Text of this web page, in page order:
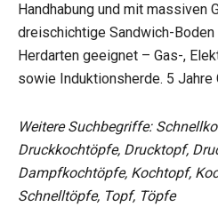
Handhabung und mit massiven
dreischichtige Sandwich-
Herdarten geeignet – Gas-,
sowie Induktionsherde. 5 Jahre
Weitere Suchbegriffe:
Druckkochtöpfe, Drucktopf,
Dampfkochtöpfe, Kochtopf,
Schnelltöpfe, Topf, Töpfe